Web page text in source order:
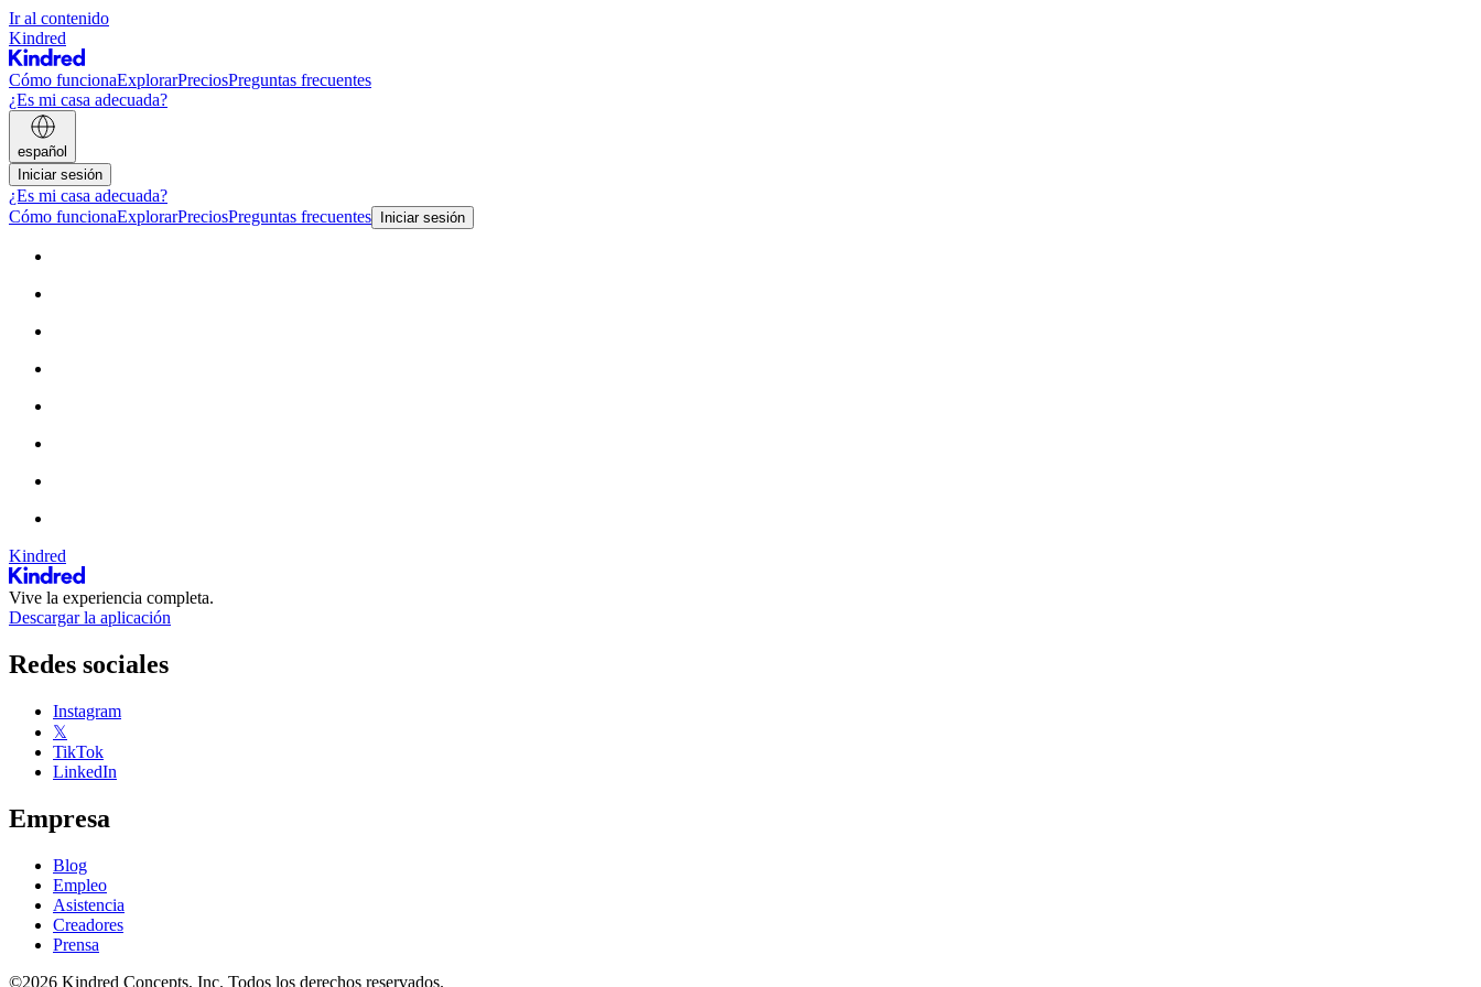
Ir al contenido
Kindred
Cómo funcionaExplorarPreciosPreguntas frecuentes
¿Es mi casa adecuada?
español
Iniciar sesión
¿Es mi casa adecuada?
Cómo funcionaExplorarPreciosPreguntas frecuentes Iniciar sesión
Kindred
Vive la experiencia completa.
Descargar la aplicación
Redes sociales
Instagram
𝕏
TikTok
LinkedIn
Empresa
Blog
Empleo
Asistencia
Creadores
Prensa
©2026 Kindred Concepts, Inc. Todos los derechos reservados.